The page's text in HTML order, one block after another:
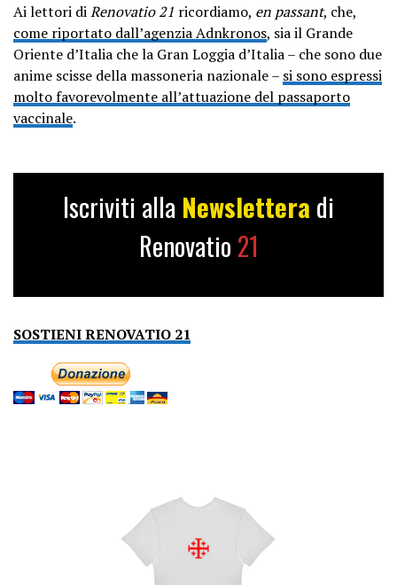
Ai lettori diRenovatio 21 ricordiamo, en passant, che,
come riportato dall’agenzia Adnkronos, sia il Grande
Oriente d’Italia che la Gran Loggia d’Italia – che sono due
anime scisse della massoneria nazionale – si sono espressi
molto favorevolmente all’attuazione del passaporto
vaccinale.
Iscriviti alla Newslettera di
Renovatio 21
SOSTIENI RENOVATIO 21